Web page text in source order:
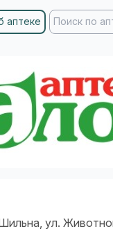
аптеке Поиск по
ул.